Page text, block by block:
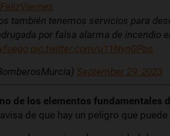
también tenemos servicios para
por falsa alarma de incendio
pic.twitter.com/u11NynGPps
September 29, 2023
de los elementos fundamentales
de que hay un peligro que